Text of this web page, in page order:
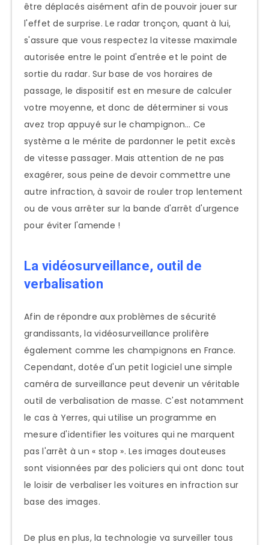
être déplacés aisément afin de pouvoir jouer sur
l'effet de surprise. Le radar tronçon, quant à lui,
s'assure que vous respectez la vitesse maximale
autorisée entre le point d'entrée et le point de
sortie du radar. Sur base de vos horaires de
passage, le dispositif est en mesure de calculer
votre moyenne, et donc de déterminer si vous
avez trop appuyé sur le champignon… Ce
système a le mérite de pardonner le petit excès
de vitesse passager. Mais attention de ne pas
exagérer, sous peine de devoir commettre une
autre infraction, à savoir de rouler trop lentement
ou de vous arrêter sur la bande d'arrêt d'urgence
pour éviter l'amende !
La vidéosurveillance, outil de
verbalisation
Afin de répondre aux problèmes de sécurité
grandissants, la vidéosurveillance prolifère
également comme les champignons en France.
Cependant, dotée d'un petit logiciel une simple
caméra de surveillance peut devenir un véritable
outil de verbalisation de masse. C'est notamment
le cas à Yerres, qui utilise un programme en
mesure d'identifier les voitures qui ne marquent
pas l'arrêt à un « stop ». Les images douteuses
sont visionnées par des policiers qui ont donc tout
le loisir de verbaliser les voitures en infraction sur
base des images.
De plus en plus, la technologie va surveiller tous